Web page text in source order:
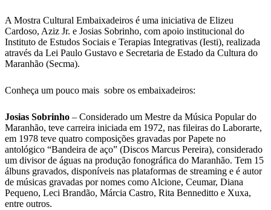
A Mostra Cultural Embaixadeiros é uma iniciativa de Elizeu
Cardoso, Aziz Jr. e Josias Sobrinho, com apoio institucional do
Instituto de Estudos Sociais e Terapias Integrativas (Iesti), realizada
através da Lei Paulo Gustavo e Secretaria de Estado da Cultura do
Maranhão (Secma).
Conheça um pouco mais sobre os embaixadeiros:
Josias Sobrinho – Considerado um Mestre da Música Popular do
Maranhão, teve carreira iniciada em 1972, nas fileiras do Laborarte,
em 1978 teve quatro composições gravadas por Papete no
antológico “Bandeira de aço” (Discos Marcus Pereira), considerado
um divisor de águas na produção fonográfica do Maranhão. Tem 15
álbuns gravados, disponíveis nas plataformas de streaming e é autor
de músicas gravadas por nomes como Alcione, Ceumar, Diana
Pequeno, Leci Brandão, Márcia Castro, Rita Benneditto e Xuxa,
entre outros.